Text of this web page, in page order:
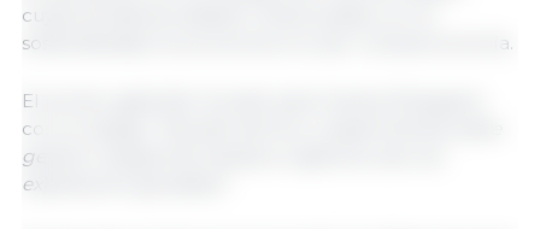
cuyas temáticas estaban relacionadas con la
sostenibilidad, la economía circular i la bioeconomía.
El primer galardón ha sido para Joanes Etxegoien
con el trabajo
gestión integral de residuos orgánicos de una
explotación ganadera”.